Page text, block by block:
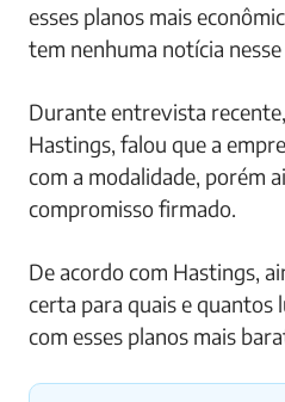
esses planos mais
tem nenhuma notícia
Durante entrevista
Hastings, falou que a
com a modalidade, porém
compromisso firmado.
De acordo com Hastings,
certa para quais e quantos
com esses planos mais